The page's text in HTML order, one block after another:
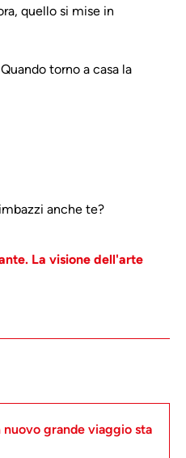
quello si mise in
torno a casa la
anche te?
La visione dell'arte
grande viaggio sta